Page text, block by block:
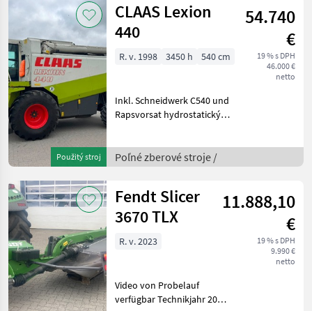
Použitý stroj
CLAAS Lexion
440
54.740
€
19 % s DPH
46.000 €
netto
R. v. 1998 3450 h 540 cm
Inkl. Schneidwerk C540 und
Rapsvorsat hydrostatický, :
Poľné zberové stroje /
Fendt Slicer
3670 TLX
11.888,10
€
19 % s DPH
9.990 €
netto
R. v. 2023
Video von Probelauf
verfügbar Technikjahr 2024